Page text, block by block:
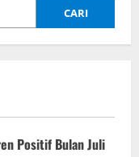
CARI
Positif Bulan Juli